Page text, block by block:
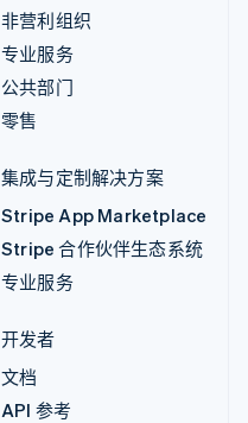
非营利组织
专业服务
公共部门
零售
集成与定制解决方案
Stripe App Marketplace
Stripe 合作伙伴生态系统
专业服务
开发者
文档
API 参考